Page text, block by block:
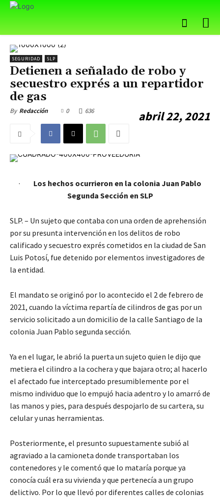
SEGURIDAD SLP
Detienen a señalado de robo y
secuestro exprés a un repartidor
de gas
By Redacción abril 22, 2021
0 636
· Los hechos ocurrieron en la colonia Juan Pablo
Segunda Sección en SLP
SLP. – Un sujeto que contaba con una orden de aprehensión
por su presunta intervención en los delitos de robo
calificado y secuestro exprés cometidos en la ciudad de San
Luis Potosí, fue detenido por elementos investigadores de
la entidad.
El mandato se originó por lo acontecido el 2 de febrero de
2021, cuando la víctima repartía de cilindros de gas por un
servicio solicitado a un domicilio de la calle Santiago de la
colonia Juan Pablo segunda sección.
Ya en el lugar, le abrió la puerta un sujeto quien le dijo que
metiera el cilindro a la cochera y que bajara otro; al hacerlo
el afectado fue interceptado presumiblemente por el
mismo individuo que lo empujó hacia adentro y lo amarró de
las manos y pies, para después despojarlo de su cartera, su
celular y unas herramientas.
Posteriormente, el presunto supuestamente subió al
agraviado a la camioneta donde transportaban los
contenedores y le comentó que lo mataría porque ya
conocía cuál era su vivienda y que pertenecía a un grupo
delictivo. Por lo que llevó por diferentes calles de colonias